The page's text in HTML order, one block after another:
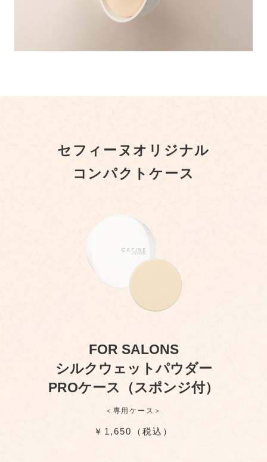
セフィーヌオリジナル
コンパクトケース
FOR SALONS
シルクウェットパウダー
PROケース（スポンジ付）
＜専用ケース＞
￥1,650（税込）